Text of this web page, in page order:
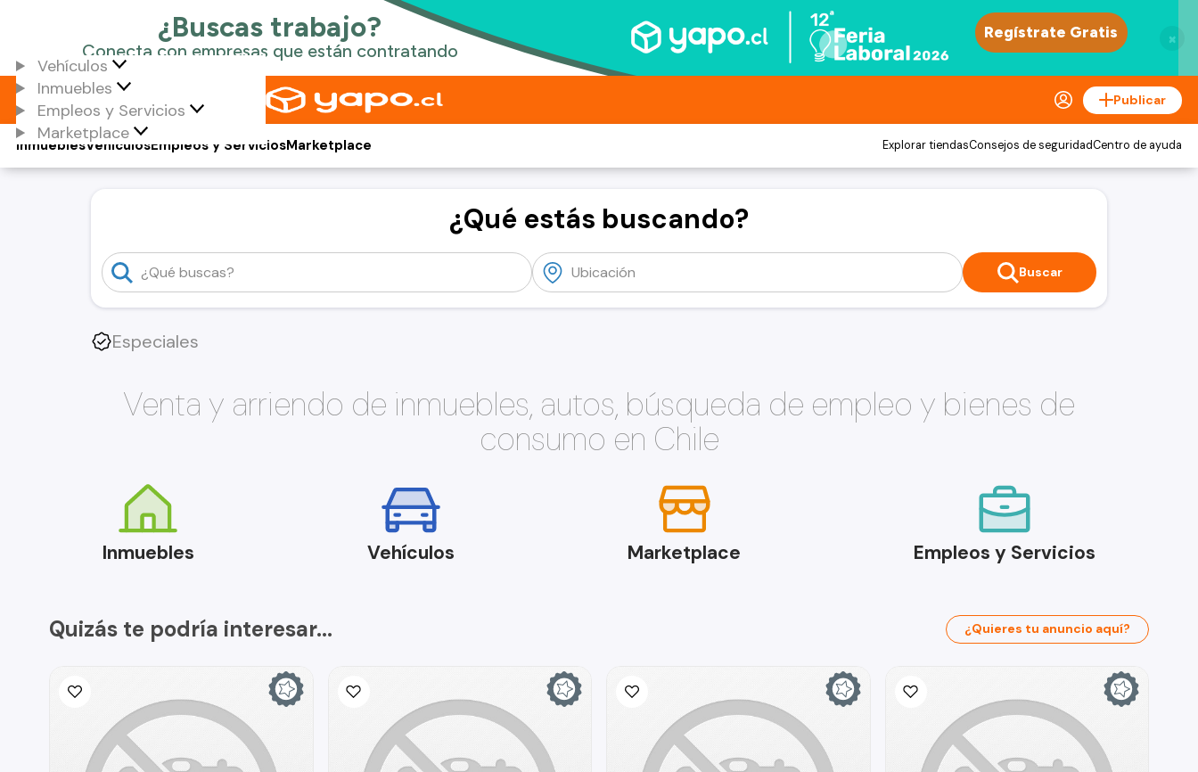
×
Vehículos
Inmuebles
Empleos y Servicios
Marketplace
Publicar
Vehículos
Inmuebles Empleos y ServiciosMarketplace Explorar tiendasConsejos de seguridadCentro de ayuda
¿Qué estás buscando?
Buscar
Especiales
Venta y arriendo de inmuebles, autos, búsqueda de empleo y bienes de
consumo en Chile
Inmuebles Vehículos Marketplace Empleos y Servicios
Quizás te podría interesar... ¿Quieres tu anuncio aquí?